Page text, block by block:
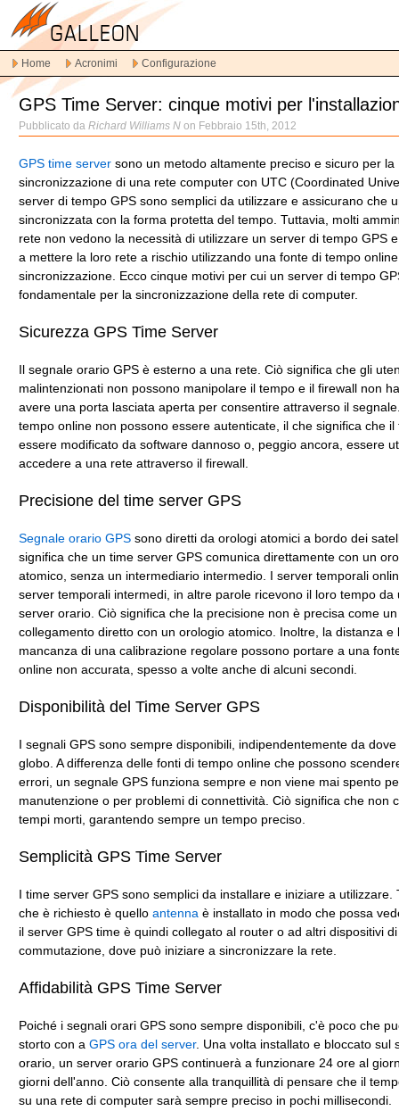
alla
navigazione
principale
Vai
contenuto
principale
contenuto
secondario
Home Acronimi Configurazione
GPS Time Server: cinque motivi per
Pubblicato da Richard Williams N on Febbraio 15th, 2012
GPS time server sono un metodo altamente preciso e sicuro per la
sincronizzazione di una rete computer con UTC (Coordinated
server di tempo GPS sono semplici da utilizzare e assicurano che
sincronizzata con la forma protetta del tempo. Tuttavia, molti
rete non vedono la necessità di utilizzare un server di tempo GPS
a mettere la loro rete a rischio utilizzando una fonte di tempo
sincronizzazione. Ecco cinque motivi per cui un server di tempo
fondamentale per la sincronizzazione della rete di computer.
Sicurezza GPS Time Server
Il segnale orario GPS è esterno a una rete. Ciò significa che gli
malintenzionati non possono manipolare il tempo e il firewall non
avere una porta lasciata aperta per consentire attraverso il
tempo online non possono essere autenticate, il che significa che il
essere modificato da software dannoso o, peggio ancora, essere
accedere a una rete attraverso il firewall.
Precisione del time server GPS
Segnale orario GPS sono diretti da orologi atomici a bordo dei
significa che un time server GPS comunica direttamente con un
atomico, senza un intermediario intermedio. I server temporali
server temporali intermedi, in altre parole ricevono il loro tempo da
server orario. Ciò significa che la precisione non è precisa come un
collegamento diretto con un orologio atomico. Inoltre, la distanza e
mancanza di una calibrazione regolare possono portare a una
online non accurata, spesso a volte anche di alcuni secondi.
Disponibilità del Time Server GPS
I segnali GPS sono sempre disponibili, indipendentemente da
globo. A differenza delle fonti di tempo online che possono
errori, un segnale GPS funziona sempre e non viene mai spento
manutenzione o per problemi di connettività. Ciò significa che non
tempi morti, garantendo sempre un tempo preciso.
Semplicità GPS Time Server
I time server GPS sono semplici da installare e iniziare a utilizzare.
che è richiesto è quello antenna è installato in modo che possa
il server GPS time è quindi collegato al router o ad altri dispositivi di
commutazione, dove può iniziare a sincronizzare la rete.
Affidabilità GPS Time Server
Poiché i segnali orari GPS sono sempre disponibili, c'è poco che
storto con a GPS ora del server. Una volta installato e bloccato sul
orario, un server orario GPS continuerà a funzionare 24 ore al
giorni dell'anno. Ciò consente alla tranquillità di pensare che il
su una rete di computer sarà sempre preciso in pochi millisecondi.